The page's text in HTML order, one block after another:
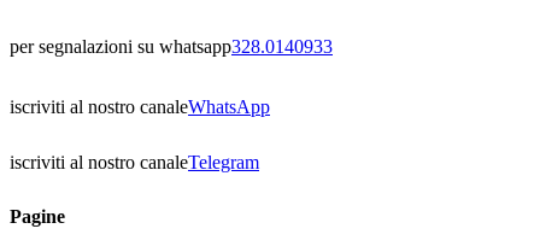
per segnalazioni su whatsapp328.0140933
iscriviti al nostro canaleWhatsApp
iscriviti al nostro canaleTelegram
Pagine